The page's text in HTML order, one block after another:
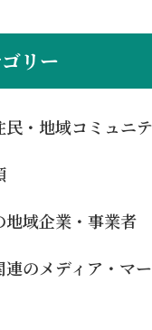
リー
民・地域コミュニ
地域企業・事業者
連のメディア・マ